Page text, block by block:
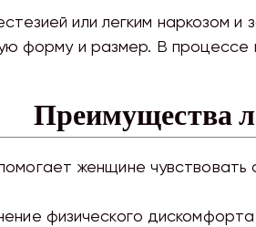
или легким наркозом и
форму и размер. В
Преимущества
женщине чувствовать
физического